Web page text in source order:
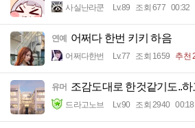
사실난라쿤 Lv.89 조회 677 00:32
연예 어쩌다 한번 키키 하음
어쩌다한번 Lv.77 조회 1659 추천
유머 조감도대로 한것같기도..
드라고노브 Lv.90 조회 2940 00:18